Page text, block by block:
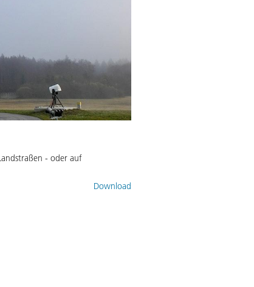
- oder auf
Download